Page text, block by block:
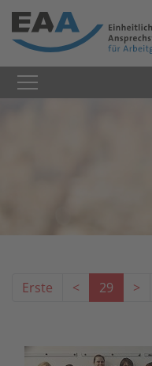
Erste < 29 >